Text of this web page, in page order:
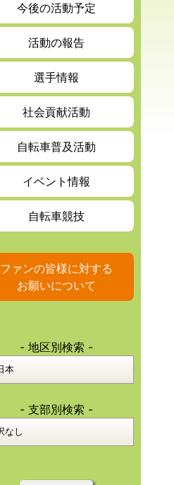
今後の活動予定
活動の報告
選手情報
社会貢献活動
自転車普及活動
イベント情報
自転車競技
ファンの皆様に対する
お願いについて
- 地区別検索 -
- 支部別検索 -